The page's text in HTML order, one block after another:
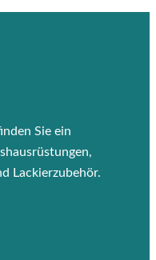
Sie ein
Lackierzubehör.